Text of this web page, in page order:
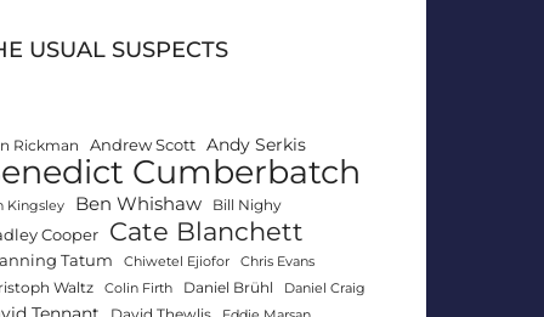
USUAL SUSPECTS
Rickman Andrew Scott Andy Serkis
Cumberbatch
Kingsley Ben Whishaw Bill Nighy
Cooper Cate Blanchett
Tatum Chiwetel Ejiofor Chris Evans
Waltz Colin Firth Daniel Brühl Daniel Craig
Tennant